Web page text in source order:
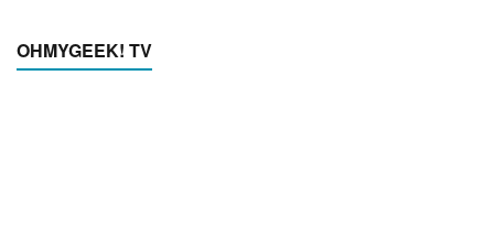
OHMYGEEK! TV